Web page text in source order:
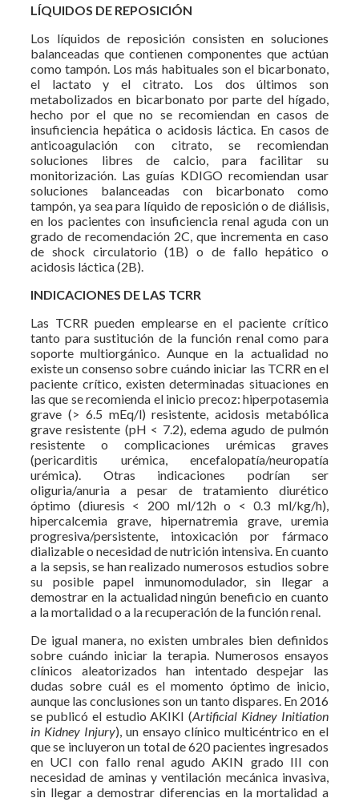
LÍQUIDOS DE REPOSICIÓN
Los líquidos de reposición consisten en soluciones
balanceadas que contienen componentes que actúan
como tampón. Los más habituales son el bicarbonato,
el lactato y el citrato. Los dos últimos son
metabolizados en bicarbonato por parte del hígado,
hecho por el que no se recomiendan en casos de
insuficiencia hepática o acidosis láctica. En casos de
anticoagulación con citrato, se recomiendan
soluciones libres de calcio, para facilitar su
monitorización. Las guías KDIGO recomiendan usar
soluciones balanceadas con bicarbonato como
tampón, ya sea para líquido de reposición o de diálisis,
en los pacientes con insuficiencia renal aguda con un
grado de recomendación 2C, que incrementa en caso
de shock circulatorio (1B) o de fallo hepático o
acidosis láctica (2B).
INDICACIONES DE LAS TCRR
Las TCRR pueden emplearse en el paciente crítico
tanto para sustitución de la función renal como para
soporte multiorgánico. Aunque en la actualidad no
existe un consenso sobre cuándo iniciar las TCRR en el
paciente crítico, existen determinadas situaciones en
las que se recomienda el inicio precoz: hiperpotasemia
grave (> 6.5 mEq/l) resistente, acidosis metabólica
grave resistente (pH < 7.2), edema agudo de pulmón
resistente o complicaciones urémicas graves
(pericarditis urémica, encefalopatía/neuropatía
urémica). Otras indicaciones podrían ser
oliguria/anuria a pesar de tratamiento diurético
óptimo (diuresis < 200 ml/12h o < 0.3 ml/kg/h),
hipercalcemia grave, hipernatremia grave, uremia
progresiva/persistente, intoxicación por fármaco
dializable o necesidad de nutrición intensiva. En cuanto
a la sepsis, se han realizado numerosos estudios sobre
su posible papel inmunomodulador, sin llegar a
demostrar en la actualidad ningún beneficio en cuanto
a la mortalidad o a la recuperación de la función renal.
De igual manera, no existen umbrales bien definidos
sobre cuándo iniciar la terapia. Numerosos ensayos
clínicos aleatorizados han intentado despejar las
dudas sobre cuál es el momento óptimo de inicio,
aunque las conclusiones son un tanto dispares. En 2016
se publicó el estudio AKIKI (Artificial Kidney Initiation
in Kidney Injury), un ensayo clínico multicéntrico en el
que se incluyeron un total de 620 pacientes ingresados
en UCI con fallo renal agudo AKIN grado III con
necesidad de aminas y ventilación mecánica invasiva,
sin llegar a demostrar diferencias en la mortalidad a